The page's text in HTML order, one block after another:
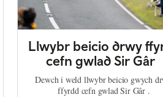
Llwybr beicio drwy
cefn gwlad Sir Gâr
Dewch i weld llwybr beicio gwych
ffyrdd cefn gwlad Sir Gâr .